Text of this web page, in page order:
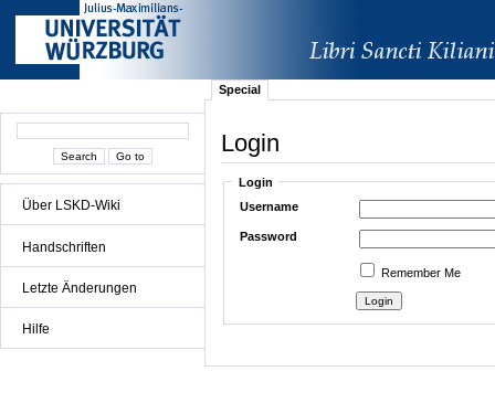
Über LSKD-Wiki
Handschriften
Letzte Änderungen
Hilfe
Special
Login
Login
Username
Password
Remember Me